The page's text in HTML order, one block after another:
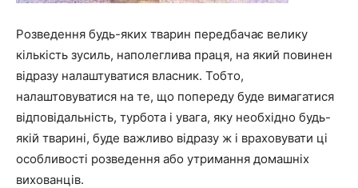
Розведення будь-яких тварин передбачає велику
кількість зусиль, наполеглива праця, на який повинен
відразу налаштуватися власник. Тобто,
налаштовуватися на те, що попереду буде вимагатися
відповідальність, турбота і увага, яку необхідно будь-
якій тварині, буде важливо відразу ж і враховувати ці
особливості розведення або утримання домашніх
вихованців.